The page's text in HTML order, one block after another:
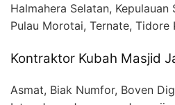
Halmahera Selatan, Kepulauan
Pulau Morotai, Ternate, Tidore
Kontraktor Kubah Masjid
Asmat, Biak Numfor, Boven